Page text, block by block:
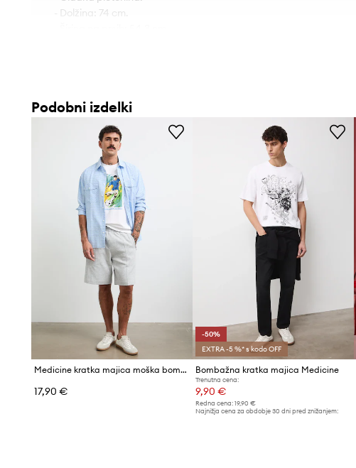
- Dolžina: 74 cm.
Podobni izdelki
Medicine kratka majica moška bombažna
17,90 €
-50%
EXTRA -5 %* s kodo OFF
Bombažna kratka majica Medicine
Trenutna cena:
9,90 €
Redna cena:19,90 €
Najnižja cena za obdobje 30 dni pred znižanjem: